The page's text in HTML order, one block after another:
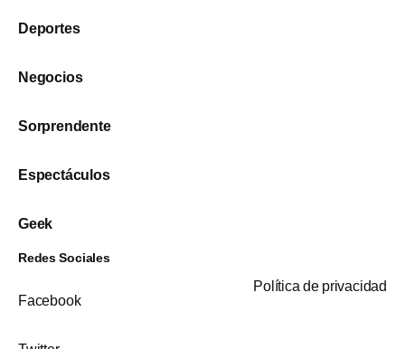
Deportes
Negocios
Sorprendente
Espectáculos
Geek
Redes Sociales
Facebook
Política de privacidad